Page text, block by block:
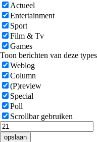
Actueel
Entertainment
Sport
Film & Tv
Games
Toon berichten van deze types
Weblog
Column
(P)review
Special
Poll
Scrollbar gebruiken
opslaan